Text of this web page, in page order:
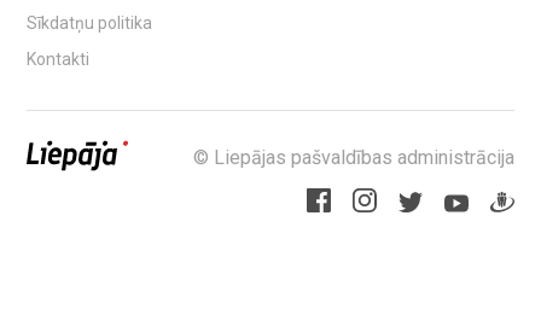
Sīkdatņu politika
Kontakti
© Liepājas pašvaldības administrācija